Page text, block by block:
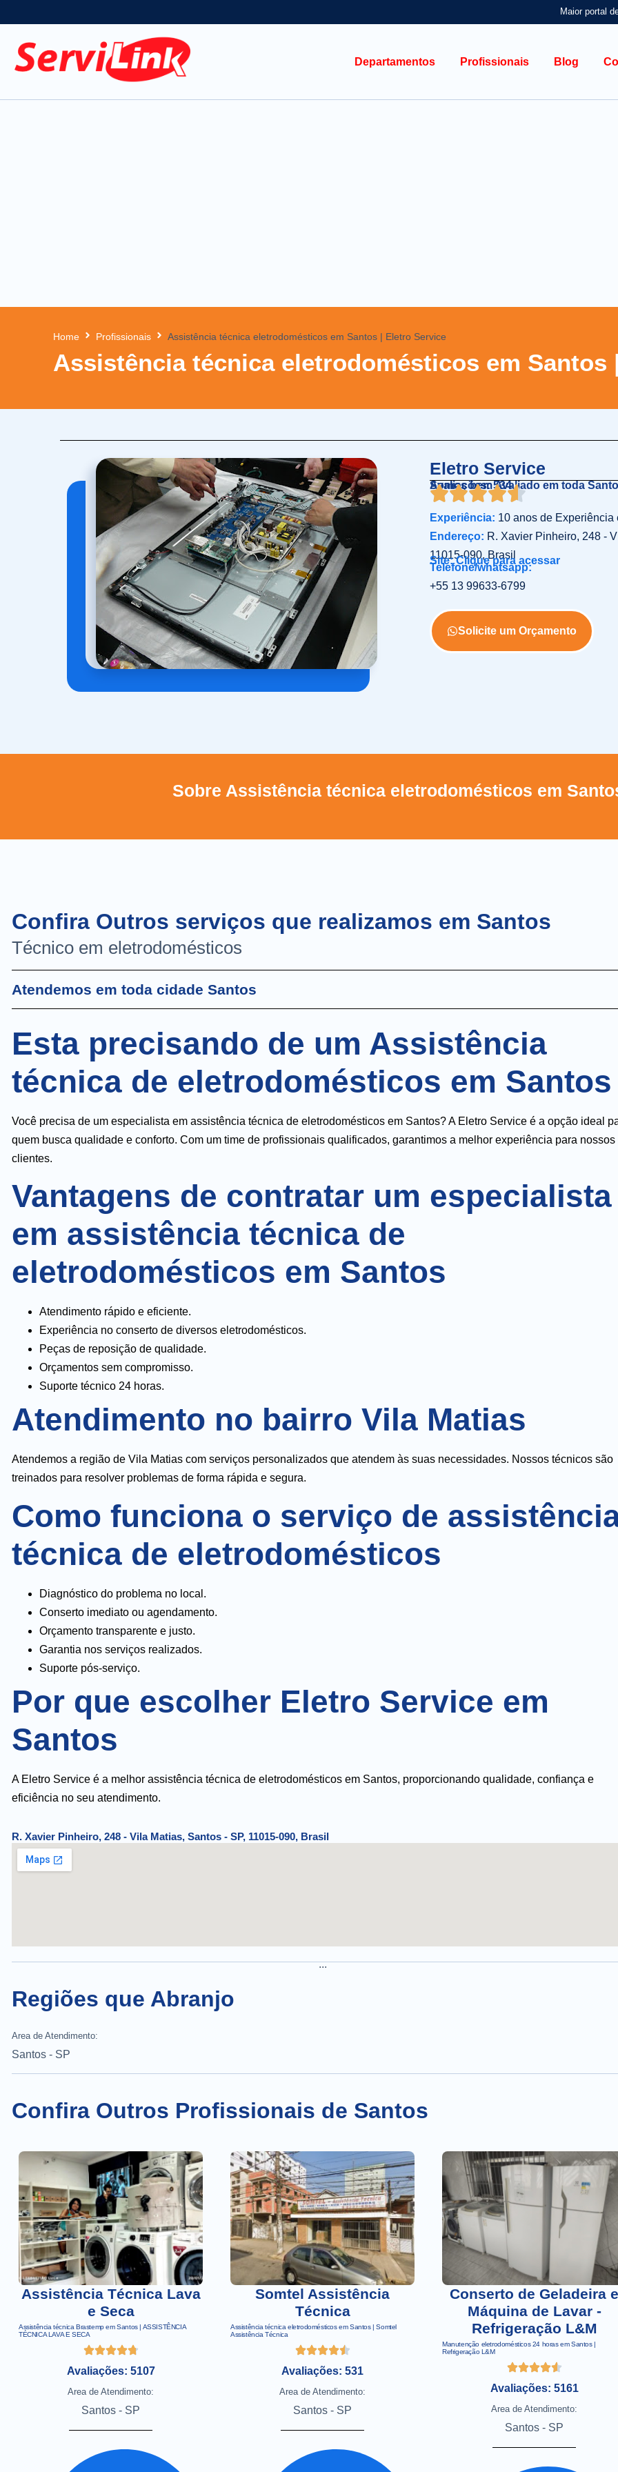
Maior portal
Departamentos Profissionais Blog
Home Profissionais Assistência técnica eletrodomésticos em Santos | Eletro Service
Assistência técnica eletrodomésticos em Santos
Eletro Service
Somos bem Avaliado em toda
Avaliações: 534
Experiência: 10 anos de Experiência
Endereço: R. Xavier Pinheiro, 248 -
11015-090, Brasil
Site: Clique para acessar
Telefone/whatsapp:
+55 13 99633-6799
Solicite um Orçamento
Sobre Assistência técnica eletrodomésticos em
Confira Outros serviços que realizamos em Santos
Técnico em eletrodomésticos
Atendemos em toda cidade Santos
Esta precisando de um Assistência
técnica de eletrodomésticos em Santos
Você precisa de um especialista em assistência técnica de eletrodomésticos em Santos? A Eletro Service é a opção ideal
quem busca qualidade e conforto. Com um time de profissionais qualificados, garantimos a melhor experiência para nossos
clientes.
Vantagens de contratar um especialista
em assistência técnica de
eletrodomésticos em Santos
Atendimento rápido e eficiente.
Experiência no conserto de diversos eletrodomésticos.
Peças de reposição de qualidade.
Orçamentos sem compromisso.
Suporte técnico 24 horas.
Atendimento no bairro Vila Matias
Atendemos a região de Vila Matias com serviços personalizados que atendem às suas necessidades. Nossos técnicos são
treinados para resolver problemas de forma rápida e segura.
Como funciona o serviço de
técnica de eletrodomésticos
Diagnóstico do problema no local.
Conserto imediato ou agendamento.
Orçamento transparente e justo.
Garantia nos serviços realizados.
Suporte pós-serviço.
Por que escolher Eletro Service em
Santos
A Eletro Service é a melhor assistência técnica de eletrodomésticos em Santos, proporcionando qualidade, confiança e
eficiência no seu atendimento.
R. Xavier Pinheiro, 248 - Vila Matias, Santos - SP, 11015-090, Brasil
...
Regiões que Abranjo
Area de Atendimento:
Santos - SP
Confira Outros Profissionais de Santos
Assistência Técnica Lava
e Seca
Assistência técnica Brastemp em Santos | ASSISTÊNCIA
TÉCNICA LAVA E SECA
Avaliações: 5107
Area de Atendimento:
Santos - SP
Somtel Assistência
Técnica
Assistência técnica eletrodomésticos em Santos | Somtel
Assistência Técnica
Avaliações: 531
Area de Atendimento:
Santos - SP
Conserto de Geladeira
Máquina de Lavar -
Refrigeração L&M
Manutenção eletrodomésticos 24 horas em Santos |
Refrigeração L&M
Avaliações: 5161
Area de Atendimento:
Santos - SP